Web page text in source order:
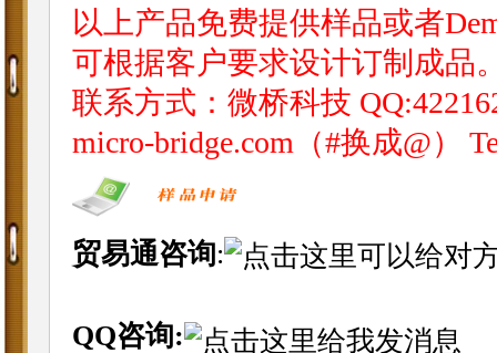
以上产品免费提供样品或者
可根据客户要求设计订制成品
联系方式：微桥科技
micro-bridge.com（#换成@）
贸易通咨询:
QQ咨询: